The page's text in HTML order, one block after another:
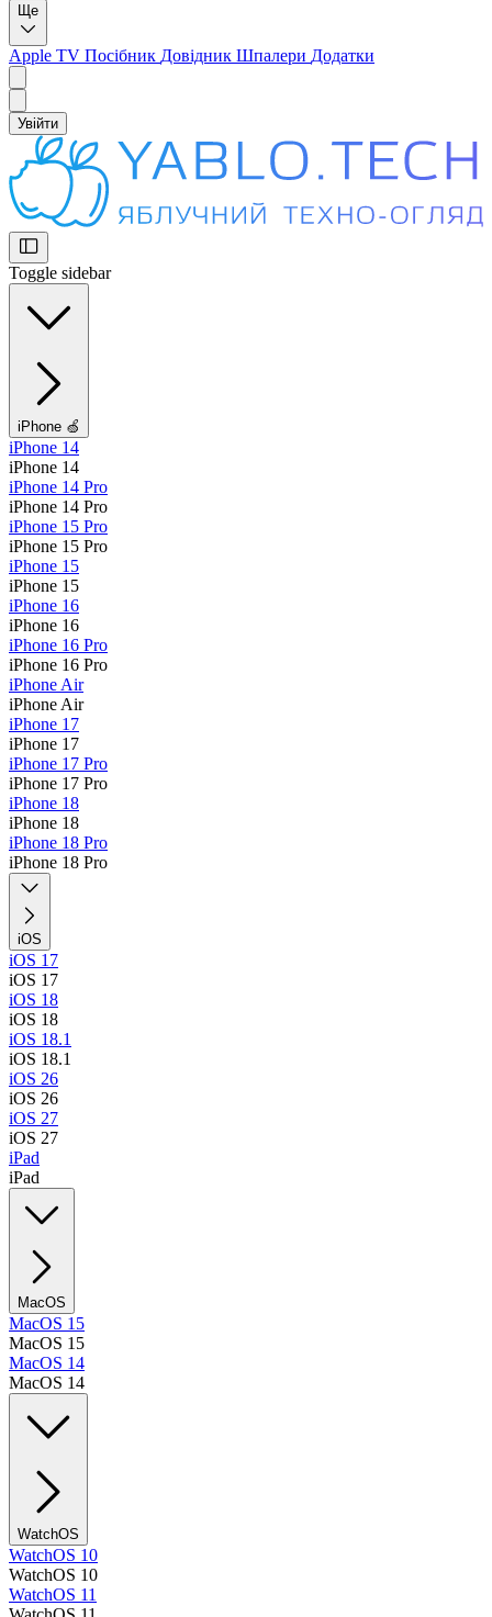
Ще
Apple TV Посібник Довідник Шпалери Додатки
Увійти
Toggle sidebar
iPhone 🍏
iPhone 14
iPhone 14
iPhone 14 Pro
iPhone 14 Pro
iPhone 15 Pro
iPhone 15 Pro
iPhone 15
iPhone 15
iPhone 16
iPhone 16
iPhone 16 Pro
iPhone 16 Pro
iPhone Air
iPhone Air
iPhone 17
iPhone 17
iPhone 17 Pro
iPhone 17 Pro
iPhone 18
iPhone 18
iPhone 18 Pro
iPhone 18 Pro
iOS
iOS 17
iOS 17
iOS 18
iOS 18
iOS 18.1
iOS 18.1
iOS 26
iOS 26
iOS 27
iOS 27
iPad
iPad
MacOS
MacOS 15
MacOS 15
MacOS 14
MacOS 14
WatchOS
WatchOS 10
WatchOS 10
WatchOS 11